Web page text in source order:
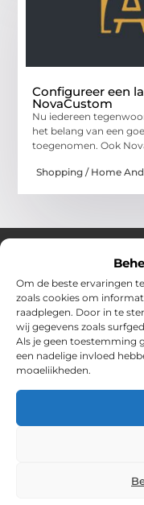
Om de beste ervaringen
zoals cookies om
raadplegen. Door in te
wij gegevens zoals
Als je geen toestemming
een nadelige invloed
mogelijkheden.
Configureer een
NovaCustom
Nu iedereen
het belang van een
toegenomen. Ook
Shopping / Home
Over Chobmak
Jouw gids voor
Ontdek een brede
om het meeste uit elke
en verrassende
Bericht categorie